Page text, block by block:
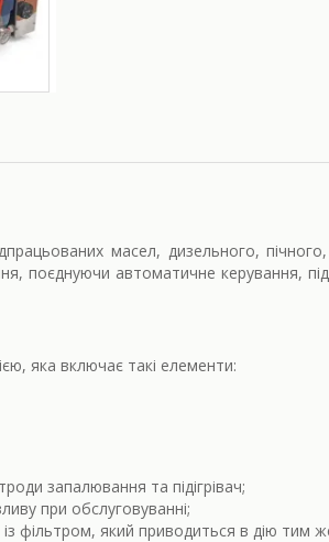
масел, дизельного,
автоматичне керування,
яка включає такі елементи:
запалювання та підігрівач;
при обслуговуванні;
фільтром, який приводиться в дію тим